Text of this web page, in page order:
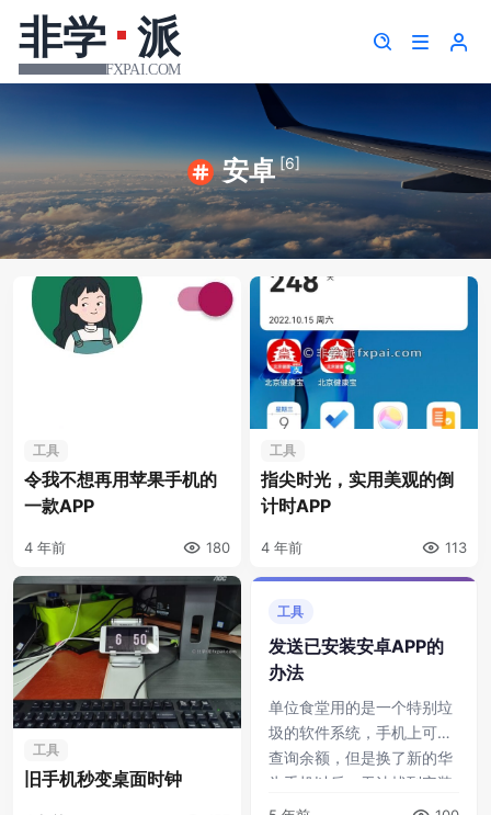
安卓 [6]
工具
令我不想再用苹果手机的
一款APP
4 年前 180
工具
指尖时光，实用美观的倒
计时APP
4 年前 113
工具
旧手机秒变桌面时钟
工具
发送已安装安卓APP的
办法
单位食堂用的是一个特别垃
圾的软件系统，手机上可以
查询余额，但是换了新的华
为手机以后，无法找到安装
包，问同事和管理人员都没